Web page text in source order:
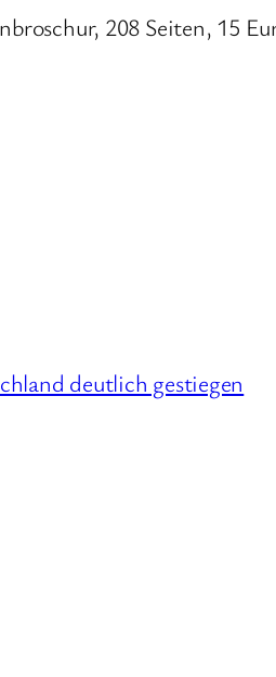
208 Seiten, 15
deutlich gestiegen